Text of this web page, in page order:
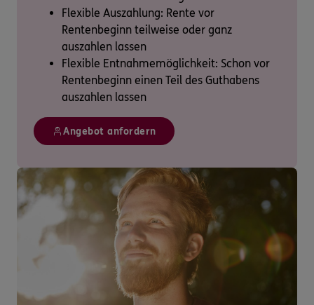
Flexible Auszahlung: Rente vor
Rentenbeginn teilweise oder ganz
auszahlen lassen
Flexible Entnahmemöglichkeit: Schon vor
Rentenbeginn einen Teil des Guthabens
auszahlen lassen
Angebot anfordern